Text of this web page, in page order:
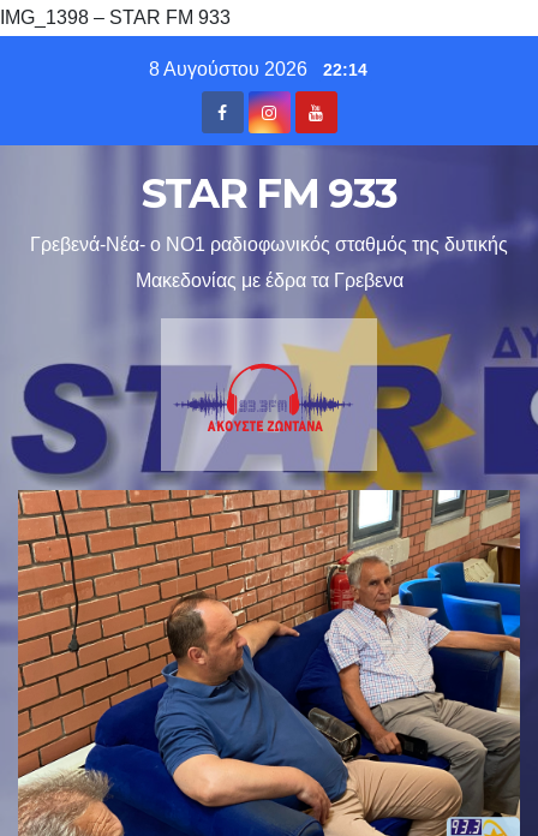
IMG_1398 – STAR FM 933
8 Αυγούστου 2026 22:14
STAR FM 933
Γρεβενά-Νέα- ο ΝΟ1 ραδιοφωνικός σταθμός της δυτικής
Μακεδονίας με έδρα τα Γρεβενα